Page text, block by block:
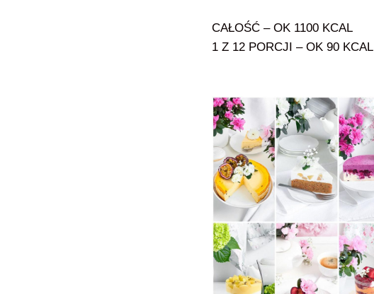
CAŁOŚĆ – OK 1100 KCAL
1 Z 12 PORCJI – OK 90 KCAL